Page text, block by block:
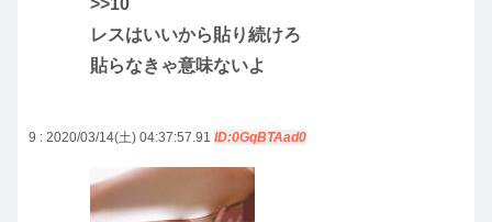
レスはいいから貼り続けろ
貼らなきゃ意味ないよ
9 : 2020/03/14(土) 04:37:57.91 ID:0GqBTAad0